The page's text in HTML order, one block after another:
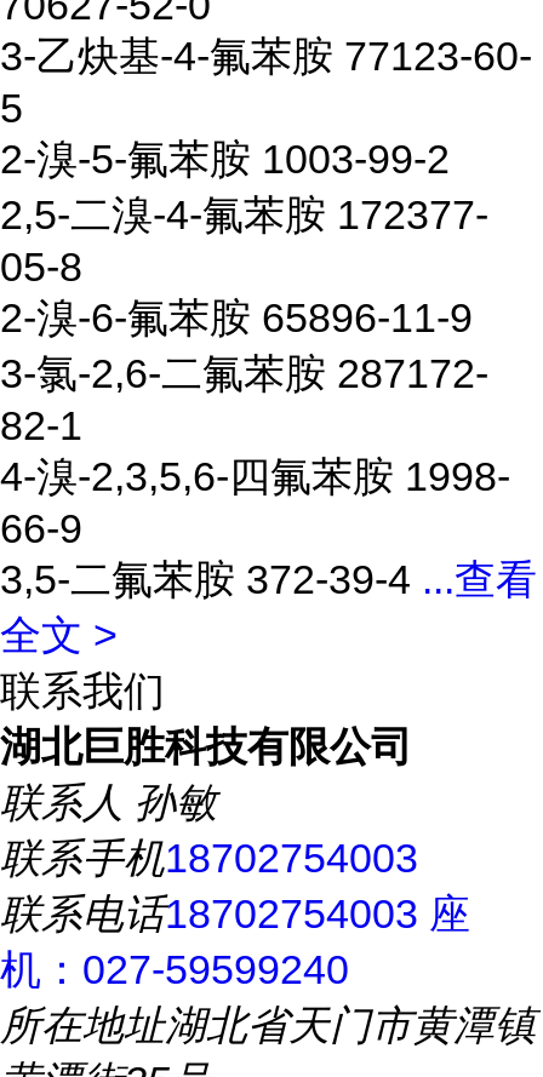
3-乙炔基-4-氟苯胺 77123-60-
5
2-溴-5-氟苯胺 1003-99-2
2,5-二溴-4-氟苯胺 172377-
05-8
2-溴-6-氟苯胺 65896-11-9
3-氯-2,6-二氟苯胺 287172-
82-1
4-溴-2,3,5,6-四氟苯胺 1998-
66-9
3,5-二氟苯胺 372-39-4 ...查看
全文 >
联系我们
湖北巨胜科技有限公司
联系人 孙敏
联系手机18702754003
联系电话18702754003 座
机：027-59599240
所在地址湖北省天门市黄潭镇